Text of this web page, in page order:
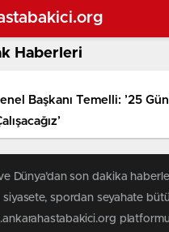
Haberleri
Başkanı Temelli: ’25
Dünya’dan son dakika
spordan seyahate